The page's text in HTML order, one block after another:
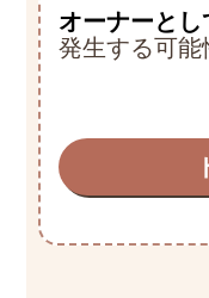
オーナーと
発生する可能